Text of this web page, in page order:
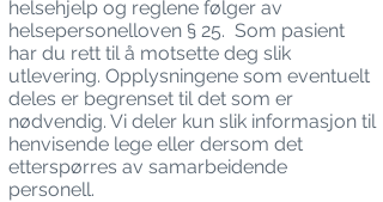
helsehjelp og reglene følger av
helsepersonelloven § 25. Som pasient
har du rett til å motsette deg slik
utlevering. Opplysningene som eventuelt
deles er begrenset til det som er
nødvendig. Vi deler kun slik informasjon til
henvisende lege eller dersom det
etterspørres av samarbeidende
personell.